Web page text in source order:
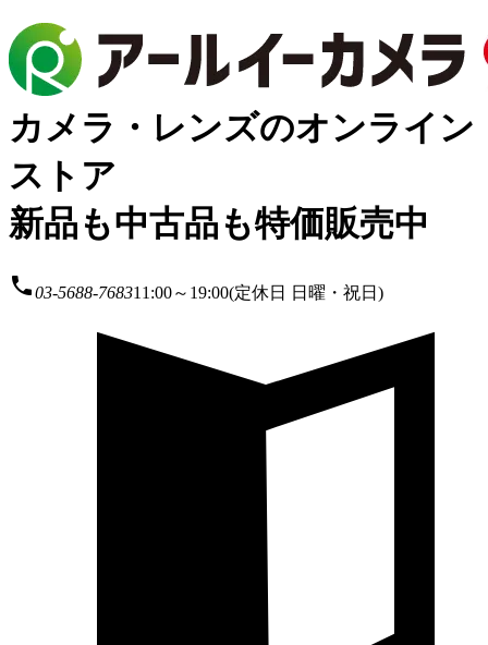
カメラ・レンズのオンライン
ストア
新品も中古品も特価販売中
local_phone03-5688-768311:00～19:00(定休日 日曜・祝日)